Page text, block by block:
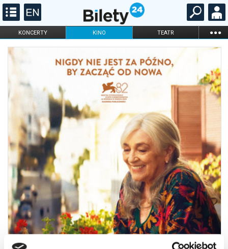
KONCERTY KINO TEATR ...
FILHARMONIA OPERA I BALET
ONLINE KARNETY